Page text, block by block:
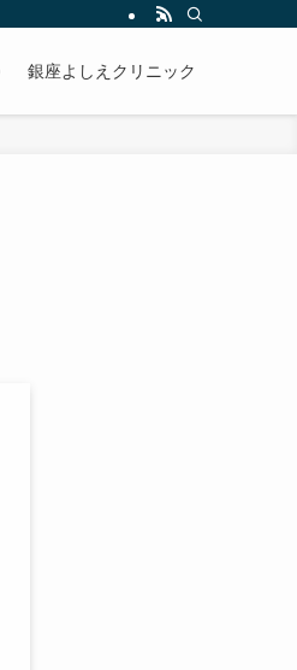
銀座よしえクリニック